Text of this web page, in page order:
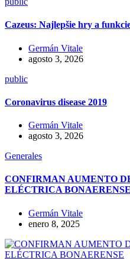
Cazeus: Najlepšie hry a
Germán Vitale
agosto 3, 2026
public
Coronavirus disease 2019
Germán Vitale
agosto 3, 2026
Generales
CONFIRMAN AUMENTO
ELÉCTRICA BONAERENSE
Germán Vitale
enero 8, 2025